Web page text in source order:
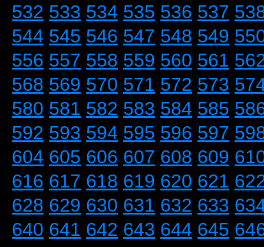
532 533 534 535 536 537
544 545 546 547 548 549
556 557 558 559 560 561
568 569 570 571 572 573
580 581 582 583 584 585
592 593 594 595 596 597
604 605 606 607 608 609
616 617 618 619 620 621
628 629 630 631 632 633
640 641 642 643 644 645